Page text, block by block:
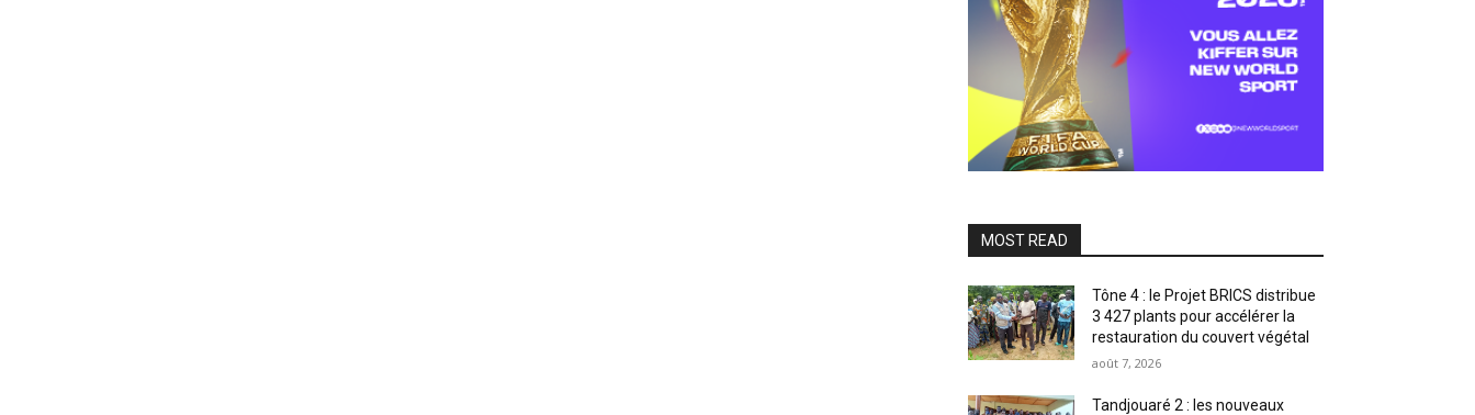
MOST READ
Tône 4 : le Projet BRICS distribue
3 427 plants pour accélérer la
restauration du couvert végétal
août 7, 2026
Tandjouaré 2 : les nouveaux